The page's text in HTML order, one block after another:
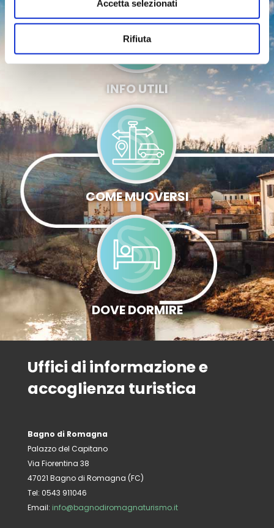
Accetta selezionati
Rifiuta
INFO UTILI
COME MUOVERSI
DOVE DORMIRE
Uffici di informazione e
accoglienza turistica
Bagno di Romagna
Palazzo del Capitano
Via Fiorentina 38
47021 Bagno di Romagna (FC)
Tel: 0543 911046
Email: info@bagnodiromagnaturismo.it